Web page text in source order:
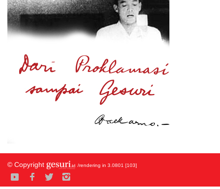
© Copyright /rendering in 3.0801 [103]